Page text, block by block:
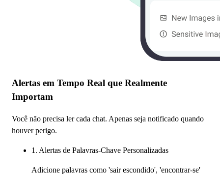
Alertas em Tempo Real que Realmente
Importam
Você não precisa ler cada chat. Apenas seja notificado quando
houver perigo.
1. Alertas de Palavras-Chave Personalizadas
Adicione palavras como 'sair escondido', 'encontrar-se'